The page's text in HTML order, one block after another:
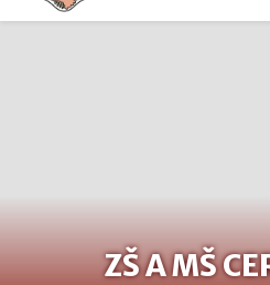
ZŠ A MŠ